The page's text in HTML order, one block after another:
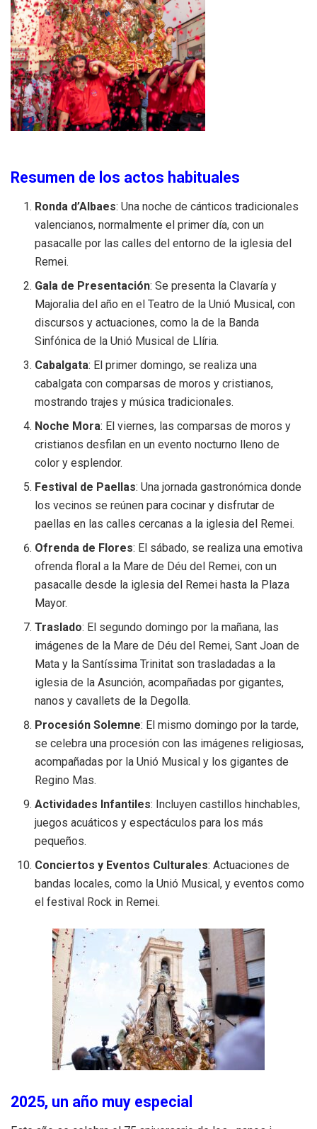
Resumen de los actos habituales
Ronda d’Albaes: Una noche de cánticos tradicionales
valencianos, normalmente el primer día, con un
pasacalle por las calles del entorno de la iglesia del
Remei.
Gala de Presentación: Se presenta la Clavaría y
Majoralia del año en el Teatro de la Unió Musical, con
discursos y actuaciones, como la de la Banda
Sinfónica de la Unió Musical de Llíria.
Cabalgata: El primer domingo, se realiza una
cabalgata con comparsas de moros y cristianos,
mostrando trajes y música tradicionales.
Noche Mora: El viernes, las comparsas de moros y
cristianos desfilan en un evento nocturno lleno de
color y esplendor.
Festival de Paellas: Una jornada gastronómica donde
los vecinos se reúnen para cocinar y disfrutar de
paellas en las calles cercanas a la iglesia del Remei.
Ofrenda de Flores: El sábado, se realiza una emotiva
ofrenda floral a la Mare de Déu del Remei, con un
pasacalle desde la iglesia del Remei hasta la Plaza
Mayor.
Traslado: El segundo domingo por la mañana, las
imágenes de la Mare de Déu del Remei, Sant Joan de
Mata y la Santíssima Trinitat son trasladadas a la
iglesia de la Asunción, acompañadas por gigantes,
nanos y cavallets de la Degolla.
Procesión Solemne: El mismo domingo por la tarde,
se celebra una procesión con las imágenes religiosas,
acompañadas por la Unió Musical y los gigantes de
Regino Mas.
Actividades Infantiles: Incluyen castillos hinchables,
juegos acuáticos y espectáculos para los más
pequeños.
Conciertos y Eventos Culturales: Actuaciones de
bandas locales, como la Unió Musical, y eventos como
el festival Rock in Remei.
2025, un año muy especial